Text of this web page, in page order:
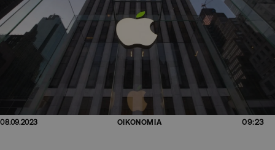
08.09.2023 ΟΙΚΟΝΟΜΙΑ 09:23